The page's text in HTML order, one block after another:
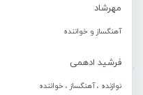
مهرشاد
آهنگساز و خواننده
فرشید ادهمی
نوازنده ، آهنگساز ، خواننده